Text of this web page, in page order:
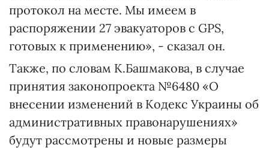
протокол на месте. Мы имеем в
распоряжении 27 эвакуаторов с GPS,
готовых к применению», - сказал он.
Также, по словам К.Башмакова, в случае
принятия законопроекта №6480 «О
внесении изменений в Кодекс Украины об
административных правонарушениях»
будут рассмотрены и новые размеры